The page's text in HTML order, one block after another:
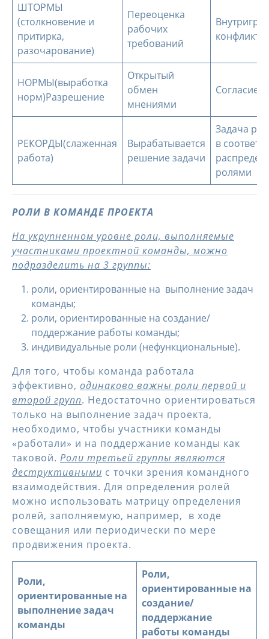
ШТОРМЫ
(столкновение и
притирка,
разочарование)
Переоценка
рабочих
требований
конфликт
НОРМЫ(выработка
норм)Разрешение
Открытый
обмен
мнениями
Согласие
РЕКОРДЫ(слаженная
работа)
Вырабатывается
решение задачи
Задача
в
ролями
РОЛИ В КОМАНДЕ ПРОЕКТА
На укрупненном уровне роли, выполняемые
участниками проектной команды, можно
подразделить на 3 группы:
роли, ориентированные на выполнение задач
команды;
роли, ориентированные на создание/
поддержание работы команды;
индивидуальные роли (нефункциональные).
Для того, чтобы команда работала
эффективно, одинаково важны роли первой и
второй групп. Недостаточно ориентироваться
только на выполнение задач проекта,
необходимо, чтобы участники команды
«работали» и на поддержание команды как
таковой. Роли третьей группы являются
деструктивными с точки зрения командного
взаимодействия. Для определения ролей
можно использовать матрицу определения
ролей, заполняемую, например, в ходе
совещания или периодически по мере
продвижения проекта.
Роли,
ориентированные на
выполнение задач
команды
Роли,
ориентированные на
создание/
поддержание
работы команды